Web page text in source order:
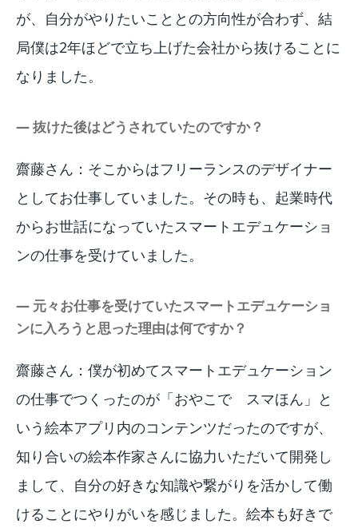
が、自分がやりたいこととの方向性が合わず、結
局僕は2年ほどで立ち上げた会社から抜けることに
なりました。
― 抜けた後はどうされていたのですか？
齋藤さん：そこからはフリーランスのデザイナー
としてお仕事していました。その時も、起業時代
からお世話になっていたスマートエデュケーショ
ンの仕事を受けていました。
― 元々お仕事を受けていたスマートエデュケーショ
ンに入ろうと思った理由は何ですか？
齋藤さん：僕が初めてスマートエデュケーション
の仕事でつくったのが「おやこで スマほん」と
いう絵本アプリ内のコンテンツだったのですが、
知り合いの絵本作家さんに協力いただいて開発し
まして、自分の好きな知識や繋がりを活かして働
けることにやりがいを感じました。絵本も好きで